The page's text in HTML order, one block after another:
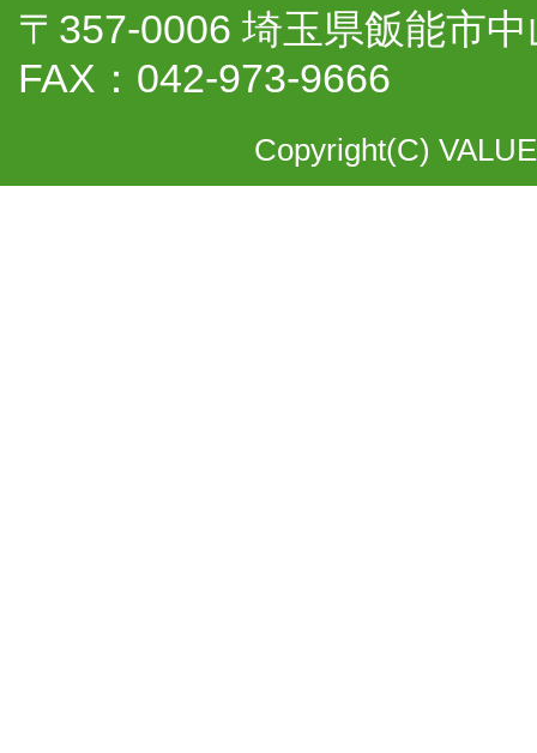
〒357-0006 埼玉県飯能
FAX：042-973-9666
Copyright(C)